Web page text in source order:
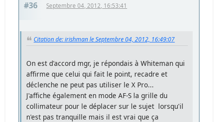
#36 Septembre 04, 2012, 16:53:41
Citation de: irishman le Septembre 04, 2012, 16:49:07
On est d'accord mgr, je répondais à Whiteman qui
affirme que celui qui fait le point, recadre et
déclenche ne peut pas utiliser le X Pro...
J'affiche également en mode AF-S la grille du
collimateur pour le déplacer sur le sujet lorsqu'il
n'est pas tranquille mais il est vrai que ça